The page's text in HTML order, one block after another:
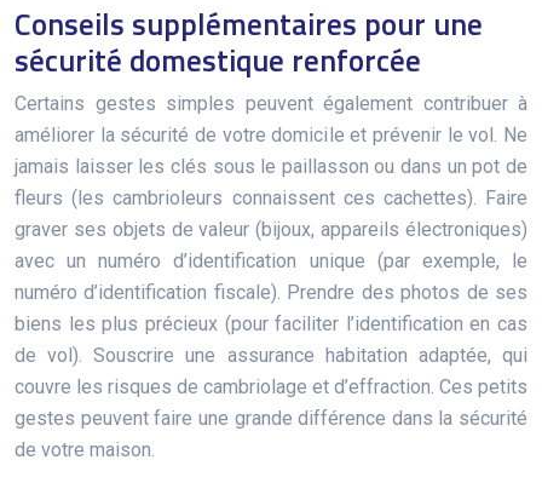
Conseils supplémentaires pour une
sécurité domestique renforcée
Certains gestes simples peuvent également contribuer à
améliorer la sécurité de votre domicile et prévenir le vol. Ne
jamais laisser les clés sous le paillasson ou dans un pot de
fleurs (les cambrioleurs connaissent ces cachettes). Faire
graver ses objets de valeur (bijoux, appareils électroniques)
avec un numéro d’identification unique (par exemple, le
numéro d’identification fiscale). Prendre des photos de ses
biens les plus précieux (pour faciliter l’identification en cas
de vol). Souscrire une assurance habitation adaptée, qui
couvre les risques de cambriolage et d’effraction. Ces petits
gestes peuvent faire une grande différence dans la sécurité
de votre maison.